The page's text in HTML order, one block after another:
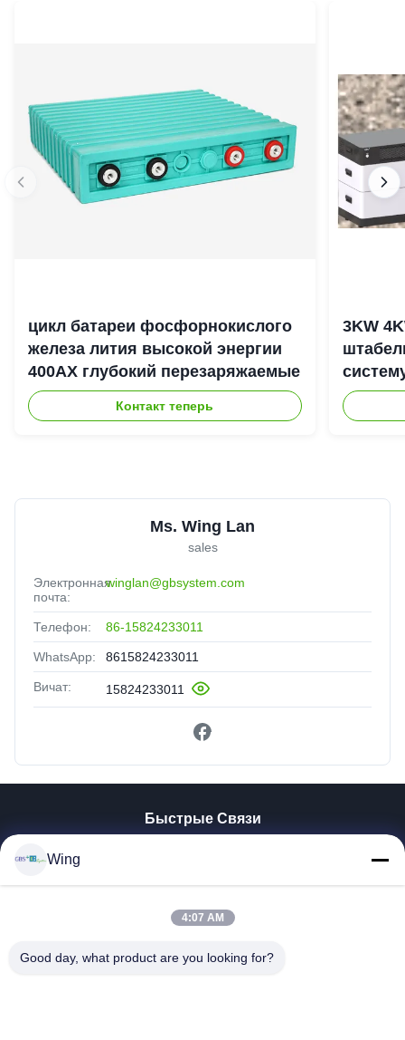
цикл батареи фосфорнокислого
железа лития высокой энергии
400АХ глубокий перезаряжаемые
Контакт теперь
3KW
Ms. Wing Lan
sales
Электронная
почта:
winglan@gbsystem.com
Телефон: 86-15824233011
WhatsApp: 8615824233011
Вичат: 15824233011
Быстрые Связи
VR-Шоу
Экскурсия По Заводу
Wing
4:07 AM
Good day, what product are you looking for?